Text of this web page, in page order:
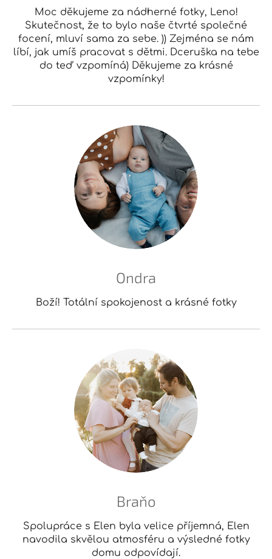
Moc děkujeme za nádherné fotky, Leno!
Skutečnost, že to bylo naše čtvrté společné
focení, mluví sama za sebe. )) Zejména se nám
líbí, jak umíš pracovat s dětmi. Dceruška na tebe
do teď vzpomíná) Děkujeme za krásné
vzpomínky!
Ondra
Boží! Totální spokojenost a krásné fotky
Braňo
Spolupráce s Elen byla velice příjemná, Elen
navodila skvělou atmosféru a výsledné fotky
domu odpovídají.